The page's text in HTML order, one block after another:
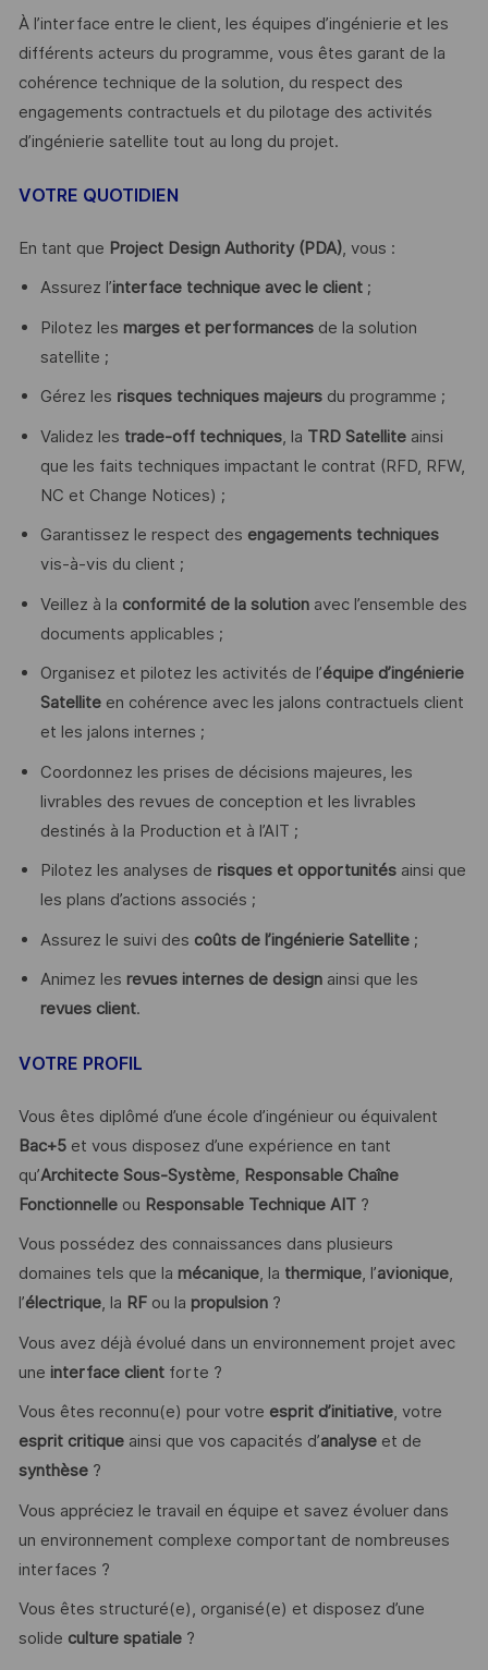
À l’interface entre le client, les équipes d’ingénierie et les
différents acteurs du programme, vous êtes garant de la
cohérence technique de la solution, du respect des
engagements contractuels et du pilotage des activités
d’ingénierie satellite tout au long du projet.
VOTRE QUOTIDIEN
En tant que Project Design Authority (PDA), vous :
Assurez l’interface technique avec le client;
Pilotez les marges et performancesde la solution
satellite ;
Gérez les risques techniques majeursdu programme ;
Validez les trade-off techniques, la TRD Satelliteainsi
que les faits techniques impactant le contrat (RFD, RFW,
NC et Change Notices) ;
Garantissez le respect des engagements techniques
vis-à-vis du client ;
Veillez à la conformité de la solutionavec l’ensemble des
documents applicables ;
Organisez et pilotez les activités de l’équipe d’ingénierie
Satelliteen cohérence avec les jalons contractuels client
et les jalons internes ;
Coordonnez les prises de décisions majeures, les
livrables des revues de conception et les livrables
destinés à la Production et à l’AIT ;
Pilotez les analyses de risques et opportunitésainsi que
les plans d’actions associés ;
Assurez le suivi des coûts de l’ingénierie Satellite;
Animez les revues internes de designainsi que les
revues client.
VOTRE PROFIL
Vous êtes diplômé d’une école d’ingénieur ou équivalent
Bac+5et vous disposez d’une expérience en tant
qu’Architecte Sous-Système, Responsable Chaîne
Fonctionnelleou Responsable Technique AIT?
Vous possédez des connaissances dans plusieurs
domaines tels que la mécanique, la thermique, l’avionique,
l’électrique, la RFou la propulsion?
Vous avez déjà évolué dans un environnement projet avec
une interface clientforte ?
Vous êtes reconnu(e) pour votre esprit d’initiative, votre
esprit critiqueainsi que vos capacités d’analyseet de
synthèse?
Vous appréciez le travail en équipe et savez évoluer dans
un environnement complexe comportant de nombreuses
interfaces ?
Vous êtes structuré(e), organisé(e) et disposez d’une
solide culture spatiale?